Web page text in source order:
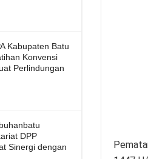
Kabupaten Batu
Konvensi
Perlindungan
DPP
Sinergi dengan